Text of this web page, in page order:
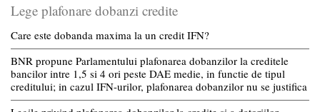
Lege plafonare dobanzi credite
Care este dobanda maxima la un credit IFN?
BNR propune Parlamentului plafonarea dobanzilor la creditele
bancilor intre 1,5 si 4 ori peste DAE medie, in functie de tipul
creditului; in cazul IFN-urilor, plafonarea dobanzilor nu se justifica